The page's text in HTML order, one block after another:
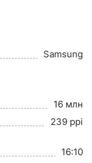
Samsung
16 млн
239 ppi
16:10